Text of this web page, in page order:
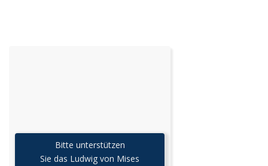
Bitte unterstützen
Sie das Ludwig von Mises